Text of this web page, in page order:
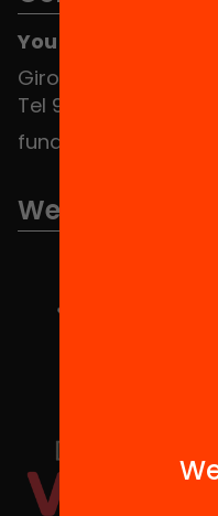
You can find us at
Girona 34, interior
Tel 934 588 700
We are part of...